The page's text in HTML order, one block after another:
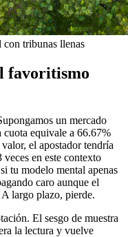
con tribunas llenas
favoritismo
un mercado
equivale a 66.67%
el apostador tendría
veces en este contexto
tu modelo mental apenas
caro aunque el
largo plazo, pierde.
El sesgo de muestra
la lectura y vuelve